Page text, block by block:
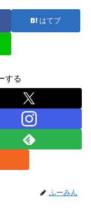
はてブ
する
ふーみん